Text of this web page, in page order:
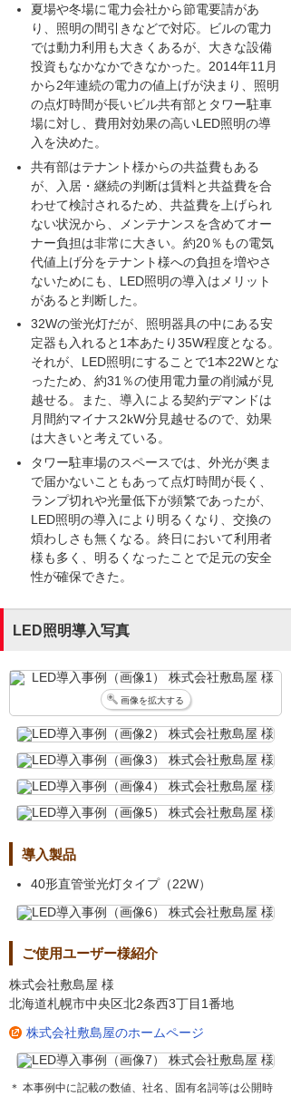
夏場や冬場に電力会社から節電要請があ
り、照明の間引きなどで対応。ビルの電力
では動力利用も大きくあるが、大きな設備
投資もなかなかできなかった。2014年11月
から2年連続の電力の値上げが決まり、照明
の点灯時間が長いビル共有部とタワー駐車
場に対し、費用対効果の高いLED照明の導
入を決めた。
共有部はテナント様からの共益費もある
が、入居・継続の判断は賃料と共益費を合
わせて検討されるため、共益費を上げられ
ない状況から、メンテナンスを含めてオー
ナー負担は非常に大きい。約20％もの電気
代値上げ分をテナント様への負担を増やさ
ないためにも、LED照明の導入はメリット
があると判断した。
32Wの蛍光灯だが、照明器具の中にある安
定器も入れると1本あたり35W程度となる。
それが、LED照明にすることで1本22Wとな
ったため、約31％の使用電力量の削減が見
越せる。また、導入による契約デマンドは
月間約マイナス2kW分見越せるので、効果
は大きいと考えている。
タワー駐車場のスペースでは、外光が奥ま
で届かないこともあって点灯時間が長く、
ランプ切れや光量低下が頻繁であったが、
LED照明の導入により明るくなり、交換の
煩わしさも無くなる。終日において利用者
様も多く、明るくなったことで足元の安全
性が確保できた。
LED照明導入写真
画像を拡大する
導入製品
40形直管蛍光灯タイプ（22W）
ご使用ユーザー様紹介
株式会社敷島屋 様
北海道札幌市中央区北2条西3丁目1番地
株式会社敷島屋のホームページ
＊ 本事例中に記載の数値、社名、固有名詞等は公開時